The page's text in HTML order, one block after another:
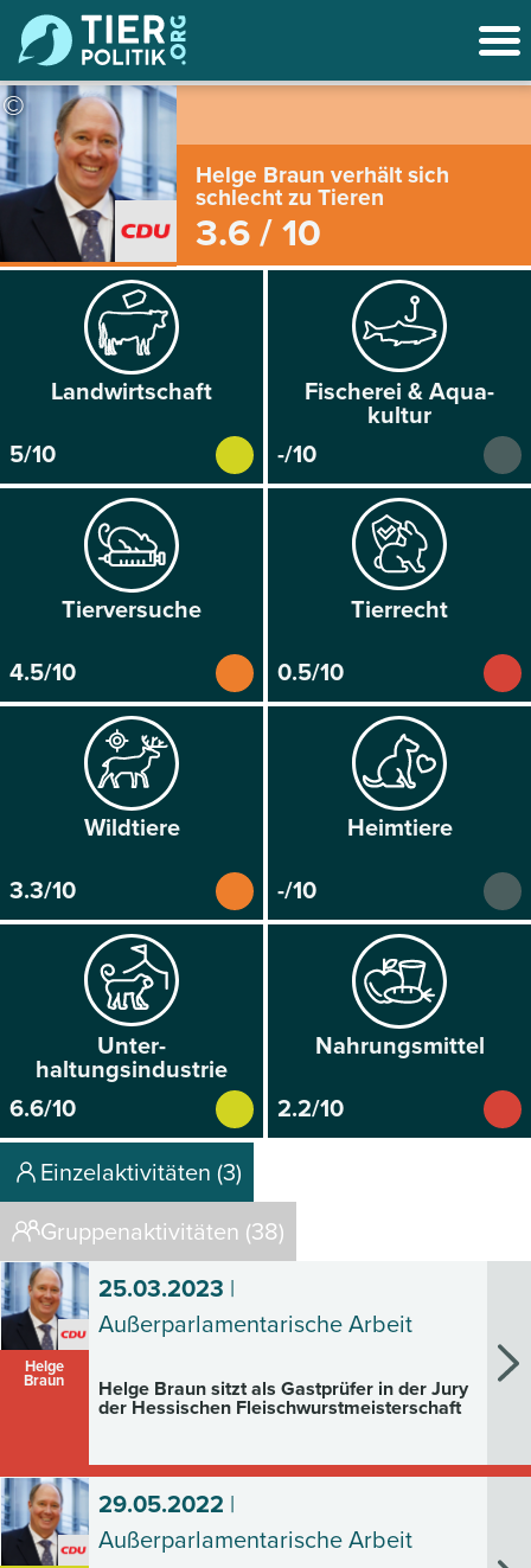
©
Helge Braun verhält sich
schlecht zu Tieren
3.6 / 10
Land­wirtschaft
5/10
Fischerei & Aqua­
kultur
-/10
Tier­versuche
4.5/10
Tier­recht
0.5/10
Wild­tiere
3.3/10
Heim­tiere
-/10
Unter­
haltungsindustrie
6.6/10
Nahrungs­mittel
2.2/10
Einzelaktivitäten (3)
Gruppenaktivitäten (38)
Helge
Braun
25.03.2023 |
Außerparlamentarische Arbeit
Helge Braun sitzt als Gastprüfer in der Jury
der Hessischen Fleischwurstmeisterschaft
29.05.2022 |
Außerparlamentarische Arbeit